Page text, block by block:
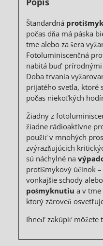
Štandardná
počas dňa má páska
tme alebo za šera
Fotoluminiscenčná
nabitá buď prírodnými
Doba trvania
prijatého svetla, ktoré
počas niekoľkých
Žiadny z
žiadne rádioaktívne
použiť v mnohých
zvýrazňujúcich
sú náchylné na
protišmykový účinok
vonkajšie schody
pošmyknutiu a v
ktorý zároveň
Ihneď zakúpiť môžete